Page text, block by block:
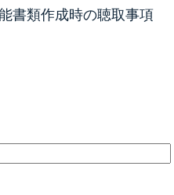
書類作成時の聴取事項